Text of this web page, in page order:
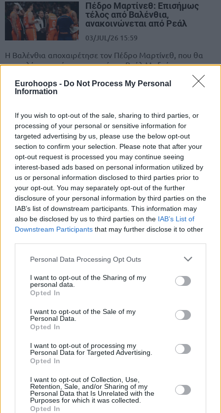
Eurohoops - Do Not Process My Personal
Information
If you wish to opt-out of the sale, sharing to third parties, or
processing of your personal or sensitive information for
targeted advertising by us, please use the below opt-out
section to confirm your selection. Please note that after your
opt-out request is processed you may continue seeing
interest-based ads based on personal information utilized by
us or personal information disclosed to third parties prior to
your opt-out. You may separately opt-out of the further
disclosure of your personal information by third parties on the
IAB’s list of downstream participants. This information may
also be disclosed by us to third parties on the IAB’s List of
Downstream Participants that may further disclose it to other
Please note that this website/app uses one or more Google
not limited to your visit or usage behaviour. You may click to
grant or deny consent to Google and its third-party tags to
use your data for below specified purposes in below Google
consent section.
Personal Data Processing Opt Outs
I want to opt-out of the Sharing of my
personal data.
Opted In
I want to opt-out of the Sale of my
Personal Data.
Opted In
I want to opt-out of processing my
Personal Data for Targeted Advertising.
Opted In
I want to opt-out of Collection, Use,
Retention, Sale, and/or Sharing of my
Personal Data that Is Unrelated with the
Purposes for which it was collected.
Opted In
Πέδρο Μαρτίνεθ: Επισήμως
τέλος από Βαλένθια,
ανακοινώνεται από Ρεάλ
03/JUL/26 15:59
Η Βαλένθια αποχαιρέτησε τον Πέδρο Μαρτίνεθ, που θα
αποτελέσει το νέο προπονητή της Ρεάλ Μαδρίτης.
Σκαριόλο για Ολυμπιακό: “Άξιζε
φετινή”
02/JUL/26 19:04
Ο Σέρτζιο Σκαριόλο μίλησε μεταξύ άλλων για τον χαμένο
τελικό της Ρεάλ Μαδρίτης από τον Ολυμπιακό, για τον
οποίο...
Αντίο Χεζόνια σε Σκαριόλο: “Σε
ευχαριστώ κι ελπίζω οι δρόμοι
μας να συναντηθούν ξανά”
02/JUL/26 18:21
Ρεάλ: Απέκτησε τον Πραντίγια
καριέρα του ο Χάιμε Πραντίγια.
τυπικά
Η Ρεάλ Μαδρίτης ανακοίνωσε την
ολοκλήρωση της συμφωνίας της, με
τον Τρέι Λάιλς, ο οποίος αναζητάει